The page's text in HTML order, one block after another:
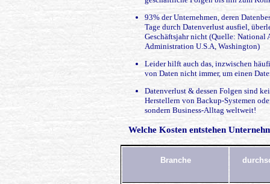
93% der Unternehmen, deren
Tage durch Datenverlust ausfiel,
Geschäftsjahr nicht (Quelle: National
Administration U.S.A, Washington)
Leider hilft auch das, inzwischen
von Daten nicht immer, um einen
Datenverlust & dessen Folgen sind
Herstellern von Backup-Systemen
sondern Business-Alltag weltweit!
Welche Kosten entstehen
Branche